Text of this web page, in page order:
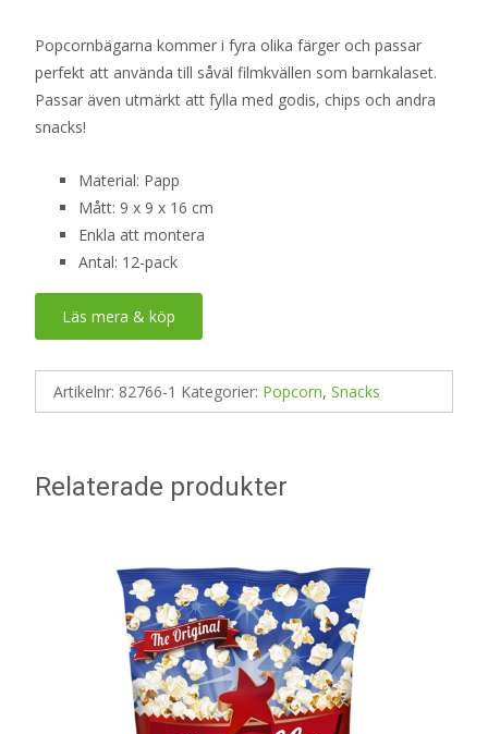
Popcornbägarna kommer i fyra olika färger och passar
perfekt att använda till såväl filmkvällen som barnkalaset.
Passar även utmärkt att fylla med godis, chips och andra
snacks!
Material: Papp
Mått: 9 x 9 x 16 cm
Enkla att montera
Antal: 12-pack
Läs mera & köp
Artikelnr: 82766-1 Kategorier: Popcorn, Snacks
Relaterade produkter